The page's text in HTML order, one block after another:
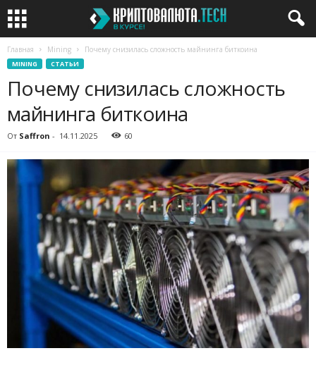
Главная Mining Почему снизилась сложность майнинга биткоина
MINING СТАТЬИ
Почему снизилась сложность
майнинга биткоина
От Saffron - 14.11.2025 60